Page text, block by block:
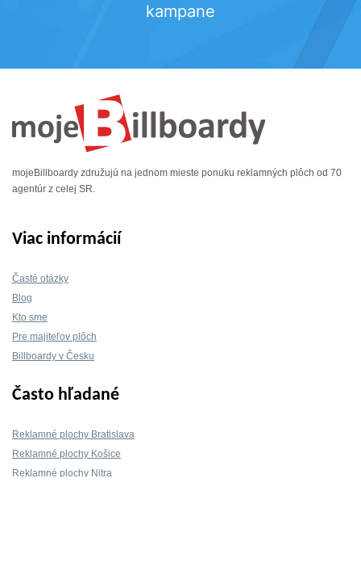
kampane
mojeBillboardy združujú na jednom mieste ponuku reklamných plôch od 70
agentúr z celej SR.
Viac informácií
Časté otázky
Blog
Kto sme
Pre majiteľov plôch
Billboardy v Česku
Často hľadané
Reklamné plochy Bratislava
Reklamné plochy Košice
Reklamné plochy Nitra